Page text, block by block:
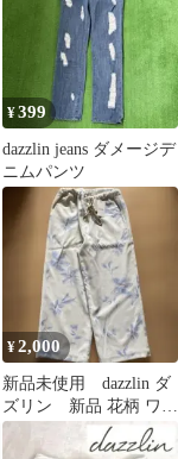
¥399
dazzlin jeans ダメージデ
ニムパンツ
¥2,000
新品未使用 dazzlin ダ
ズリン 新品 花柄 ワイ
ドパンツ 未使用 ボト
ムス